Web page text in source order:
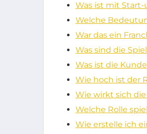
Was ist mit Start-
Welche
War das ein
Was sind die
Was ist die
Wie hoch ist der
Wie wirkt sich
Welche Rolle
Wie erstelle ich